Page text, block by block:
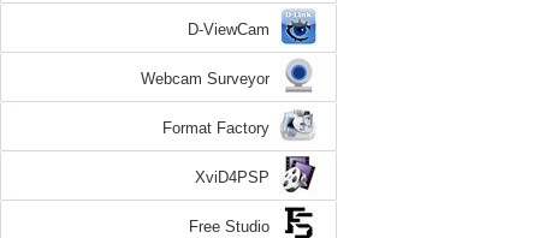
D-ViewCam
Webcam Surveyor
Format Factory
XviD4PSP
Free Studio